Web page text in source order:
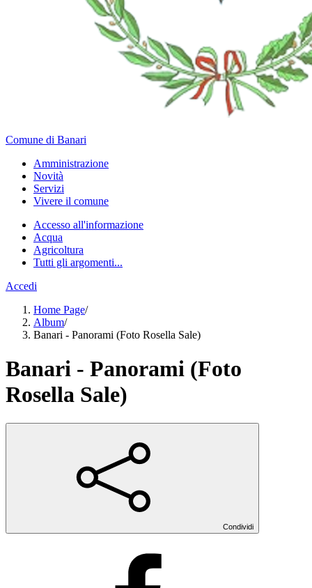
Comune di Banari
Amministrazione
Novità
Servizi
Vivere il comune
Accesso all'informazione
Acqua
Agricoltura
Tutti gli argomenti...
Accedi
Home Page/
Album/
Banari - Panorami (Foto Rosella Sale)
Banari - Panorami (Foto
Rosella Sale)
Condividi